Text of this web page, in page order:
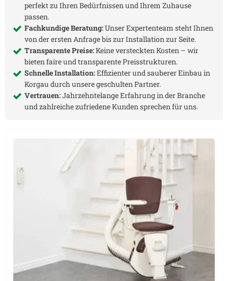
perfekt zu Ihren Bedürfnissen und Ihrem Zuhause
passen.
Fachkundige Beratung:Unser Expertenteam steht Ihnen
von der ersten Anfrage bis zur Installation zur Seite.
Transparente Preise:Keine versteckten Kosten – wir
bieten faire und transparente Preisstrukturen.
Schnelle Installation:Effizienter und sauberer Einbau in
Korgau durch unsere geschulten Partner.
Vertrauen:Jahrzehntelange Erfahrung in der Branche
und zahlreiche zufriedene Kunden sprechen für uns.